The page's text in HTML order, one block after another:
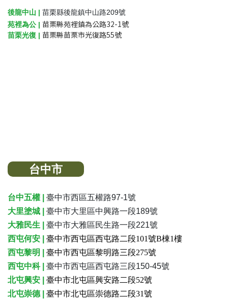
後龍中山 | 苗栗縣後龍鎮中山路209號
苑裡為公 | 苗栗縣苑裡鎮為公路32-1號
苗栗光復 | 苗栗縣苗栗市光復路55號
台中市
台中五權 | 臺中市西區五權路97-1號
大里塗城
臺中市大里區中興路一段189號
大雅民生
臺中市大雅區民生路一段221號
西屯何安 | 臺中市西屯區西屯路二段101號B棟1樓
西屯黎明 | 臺中市西屯區黎明路三段275號
西屯中科 | 臺中市西屯區西屯路三段150-45號
北屯興安 | 臺中市北屯區興安路二段52號
北屯崇德 | 臺中市北屯區崇德路二段31號